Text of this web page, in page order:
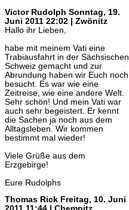
Victor Rudolph Sonntag, 19.
Juni 2011 22:02 | Zwönitz
Hallo ihr Lieben,
habe mit meinem Vati eine
Trabiausfahrt in der Sächsischen
Schweiz gemacht und zur
Abrundung haben wir Euch noch
besucht. Es war wie eine
Zeitreise, wie eine andere Welt.
Sehr schön! Und mein Vati war
auch sehr begeistert. Er kennt
die Sachen ja noch aus dem
Alltagsleben. Wir kommen
bestimmt mal wieder!
Viele Grüße aus dem
Erzgebirge!
Eure Rudolphs
Thomas Rick Freitag, 10. Juni